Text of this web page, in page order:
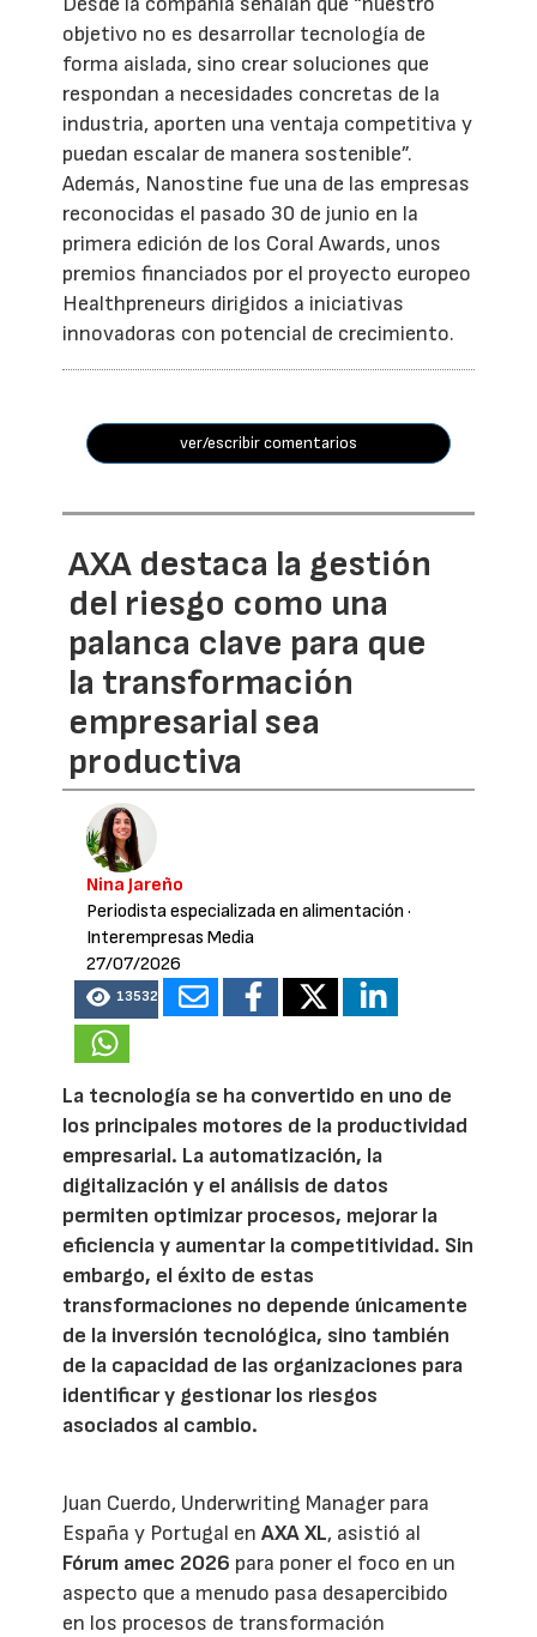
objetivo no es desarrollar tecnología de
forma aislada, sino crear soluciones que
respondan a necesidades concretas de la
industria, aporten una ventaja competitiva y
puedan escalar de manera sostenible”.
Además, Nanostine fue una de las empresas
reconocidas el pasado 30 de junio en la
primera edición de los Coral Awards, unos
premios financiados por el proyecto europeo
Healthpreneurs dirigidos a iniciativas
innovadoras con potencial de crecimiento.
ver/escribir comentarios
AXA destaca la gestión
del riesgo como una
palanca clave para que
la transformación
empresarial sea
productiva
Nina Jareño
Periodista especializada en alimentación ·
Interempresas Media
27/07/2026
13532
La tecnología se ha convertido en uno de
los principales motores de la productividad
empresarial. La automatización, la
digitalización y el análisis de datos
permiten optimizar procesos, mejorar la
eficiencia y aumentar la competitividad. Sin
embargo, el éxito de estas
transformaciones no depende únicamente
de la inversión tecnológica, sino también
de la capacidad de las organizaciones para
identificar y gestionar los riesgos
asociados al cambio.
Juan Cuerdo, Underwriting Manager para
España y Portugal enAXA XL, asistió al
Fórum amec 2026 para poner el foco en un
aspecto que a menudo pasa desapercibido
en los procesos de transformación